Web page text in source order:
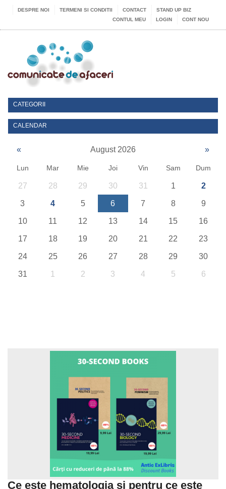
DESPRE NOI TERMENI SI CONDITII CONTACT
STAND UP BIZ
CONTUL MEU
LOGIN CONT NOU
CATEGORII
CALENDAR
« August 2026 »
Lun Mar Mie Joi Vin Sam Dum
27 28 29 30 31 1 2
3 4 5 6 7 8 9
10 11 12 13 14 15 16
17 18 19 20 21 22 23
24 25 26 27 28 29 30
31 1 2 3 4 5 6
Ce este hematologia si pentru ce este